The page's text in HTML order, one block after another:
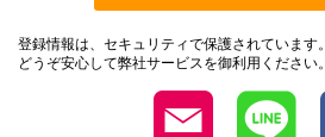
登録情報は、セキュリティで保護されています。
どうぞ安心して弊社サービスを御利用ください。